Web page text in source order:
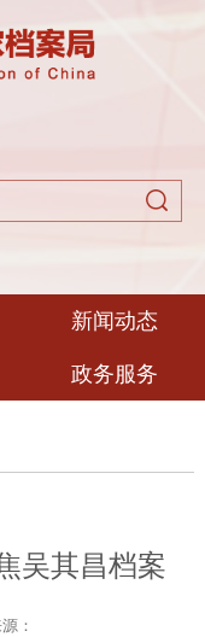
新闻动态
政务服务
吴其昌档案
：